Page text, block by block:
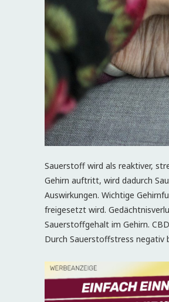
Sauerstoff wird als reaktiver,
Gehirn auftritt, wird dadurch
Auswirkungen. Wichtige
freigesetzt wird.
Sauerstoffgehalt im Gehirn.
Durch Sauerstoffstress negativ